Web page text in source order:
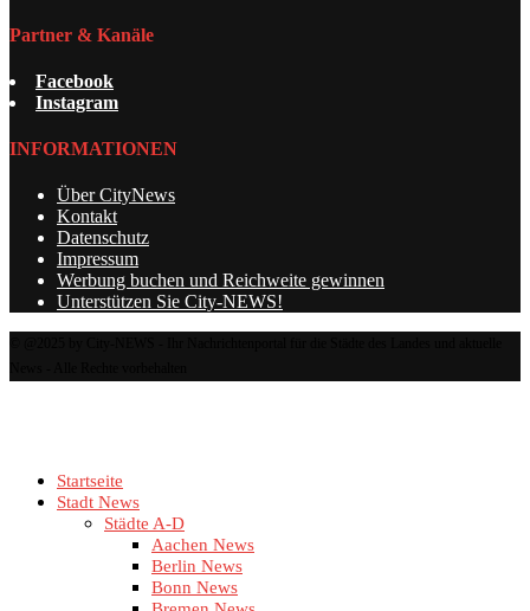
Partner & Kanäle
Facebook
Instagram
INFORMATIONEN
Über CityNews
Kontakt
Datenschutz
Impressum
Werbung buchen und Reichweite gewinnen
Unterstützen Sie City-NEWS!
Startseite
Stadt News
Städte A-D
Aachen News
Berlin News
Bonn News